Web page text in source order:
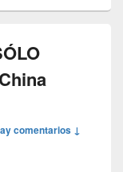
comentarios ↓